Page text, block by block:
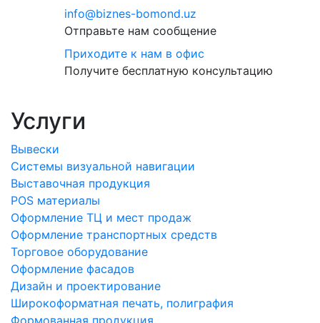
info@biznes-bomond.uz
Отправьте нам сообщение
Приходите к нам в офис
Получите бесплатную консультацию
Услуги
Вывески
Системы визуальной навигации
Выставочная продукция
POS материалы
Оформление ТЦ и мест продаж
Оформление транспортных средств
Торговое оборудование
Оформление фасадов
Дизайн и проектирование
Широкоформатная печать, полиграфия
Формованная продукция